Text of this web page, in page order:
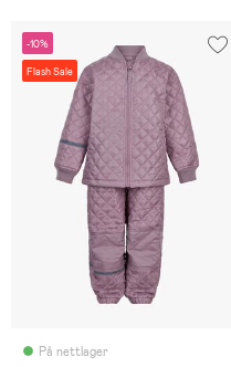
-10%
Flash Sale
På nettlager